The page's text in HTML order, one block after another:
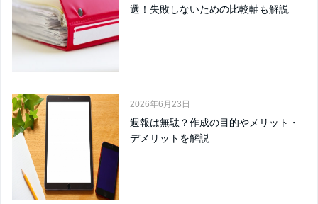
選！失敗しないための比較軸も解説
2026年6月23日
週報は無駄？作成の目的やメリット・
デメリットを解説